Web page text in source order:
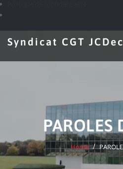
Syndicat CGT
PAROLES
Home